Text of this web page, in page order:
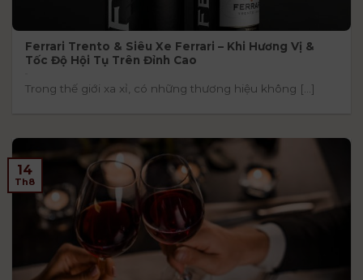
Ferrari Trento & Siêu Xe Ferrari – Khi Hương Vị &
Tốc Độ Hội Tụ Trên Đỉnh Cao
Trong thế giới xa xỉ, có những thương hiệu không [...]
14
Th8